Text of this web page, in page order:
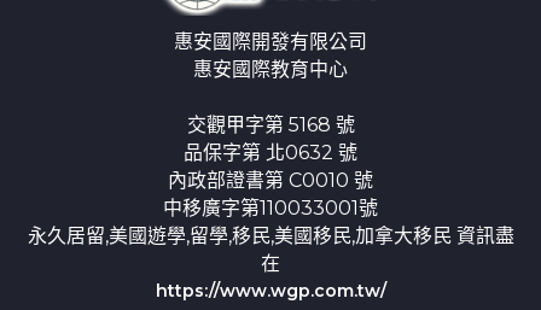
惠安國際開發有限公司
惠安國際教育中心
交觀甲字第 5168 號
品保字第 北0632 號
內政部證書第 C0010 號
中移廣字第110033001號
永久居留,美國遊學,留學,移民,美國移民,加拿大移民 資訊盡
在
https://www.wgp.com.tw/